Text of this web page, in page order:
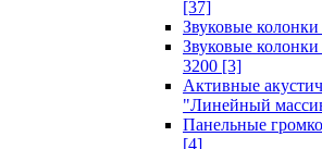
[37]
Звуковые колонки
Звуковые
3200 [3]
Активные
"Линейный
Панельные
[4]